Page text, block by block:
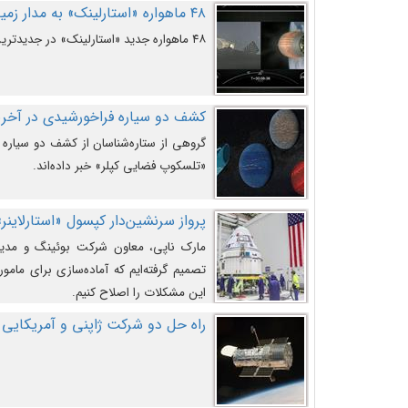
۴۸ ماهواره «استارلینک» به مدار زمین پرتاب شدند
۴۸ ماهواره جدید «استارلینک» در جدیدترین پرتاب شرکت «اسپیس‌ایکس» به مدار زمین رفتند.
کشف دو سیاره فراخورشیدی در
گروهی از ستاره‌شناسان از کشف دو سیاره
«تلسکوپ فضایی کپلر» خبر داده‌اند.
پرواز سرنشین‌دار کپسول
مارک ناپی، معاون شرکت بوئینگ و
تصمیم گرفته‌ایم که آماده‌سازی برای
این مشکلات را اصلاح کنیم.
راه حل دو شرکت ژاپنی و